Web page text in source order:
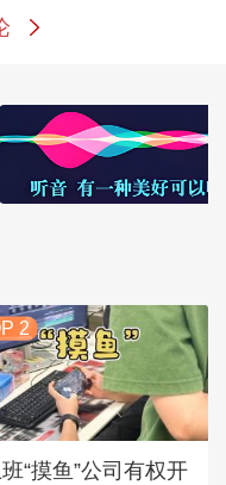
2
班“摸鱼”公司有权开